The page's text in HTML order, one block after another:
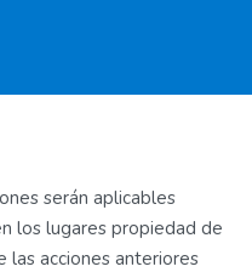
serán aplicables
los lugares propiedad de
las acciones anteriores